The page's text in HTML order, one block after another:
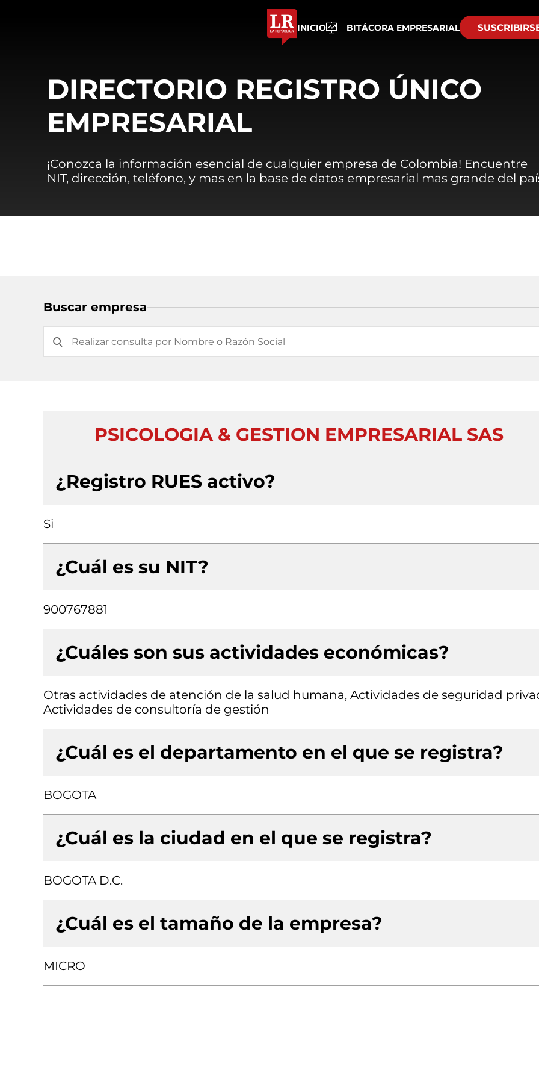
INICIO BITÁCORA EMPRESARIAL
DIRECTORIO REGISTRO ÚNICO
EMPRESARIAL
¡Conozca la información esencial de cualquier empresa de Colombia! Encuentre
NIT, dirección, teléfono, y mas en la base de datos empresarial mas grande del
Buscar empresa
PSICOLOGIA & GESTION EMPRESARIAL SAS
¿Registro RUES activo?
Si
¿Cuál es su NIT?
900767881
¿Cuáles son sus actividades económicas?
Otras actividades de atención de la salud humana, Actividades de seguridad
Actividades de consultoría de gestión
¿Cuál es el departamento en el que se registra?
BOGOTA
¿Cuál es la ciudad en el que se registra?
BOGOTA D.C.
¿Cuál es el tamaño de la empresa?
MICRO